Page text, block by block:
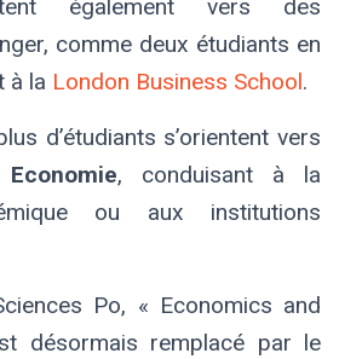
également vers des
comme deux étudiants en
à la London Business School.
d’étudiants s’orientent vers
, conduisant à la
ou aux institutions
Po, « Economics and
désormais remplacé par le